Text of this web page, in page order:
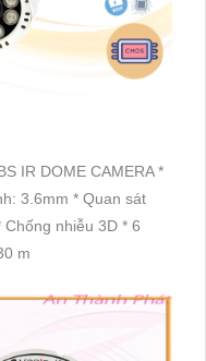
IR DOME CAMERA *
3.6mm * Quan sát
nhiễu 3D * 6
m